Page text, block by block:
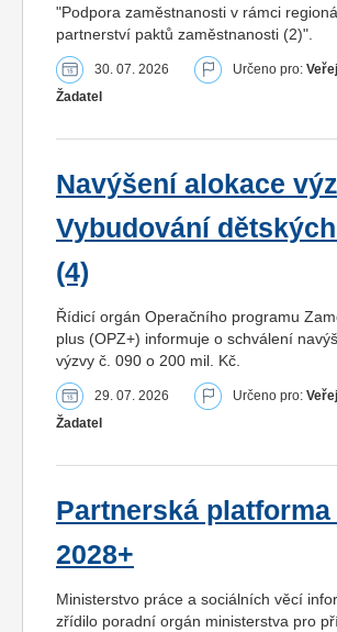
"Podpora zaměstnanosti v rámci
partnerství paktů zaměstnanosti (2)".
30. 07. 2026 Určeno pro:
Žadatel
Navýšení alokace
Vybudování
(4)
Řídicí orgán Operačního programu
plus (OPZ+) informuje o schválení
výzvy č. 090 o 200 mil. Kč.
29. 07. 2026 Určeno pro:
Žadatel
Partnerská platforma
2028+
Ministerstvo práce a sociálních věcí
zřídilo poradní orgán ministerstva pro